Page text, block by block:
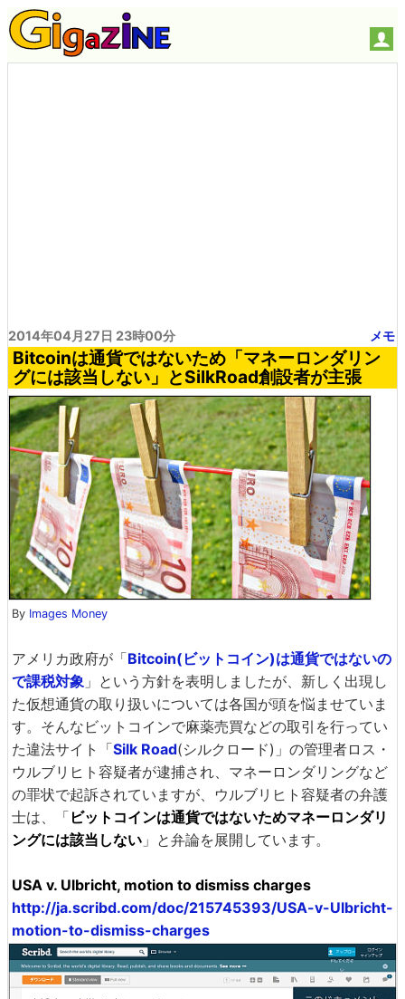
2014年04月27日 23時00分 メモ
Bitcoinは通貨ではないため「マネーロンダリン
グには該当しない」とSilkRoad創設者が主張
By Images Money
アメリカ政府が「Bitcoin(ビットコイン)は通貨ではないの
で課税対象 」という方針を表明しましたが、新しく出現し
た仮想通貨の取り扱いについては各国が頭を悩ませていま
す。そんなビットコインで麻薬売買などの取引を行ってい
た違法サイト「Silk Road(シルクロード)」の管理者ロス・
ウルブリヒト容疑者が逮捕され、マネーロンダリングなど
の罪状で起訴されていますが、ウルブリヒト容疑者の弁護
士は、「 ビットコインは通貨ではないためマネーロンダリ
ングには該当しない 」と弁論を展開しています。
USA v. Ulbricht, motion to dismiss charges
http://ja.scribd.com/doc/215745393/USA-v-Ulbricht-
motion-to-dismiss-charges